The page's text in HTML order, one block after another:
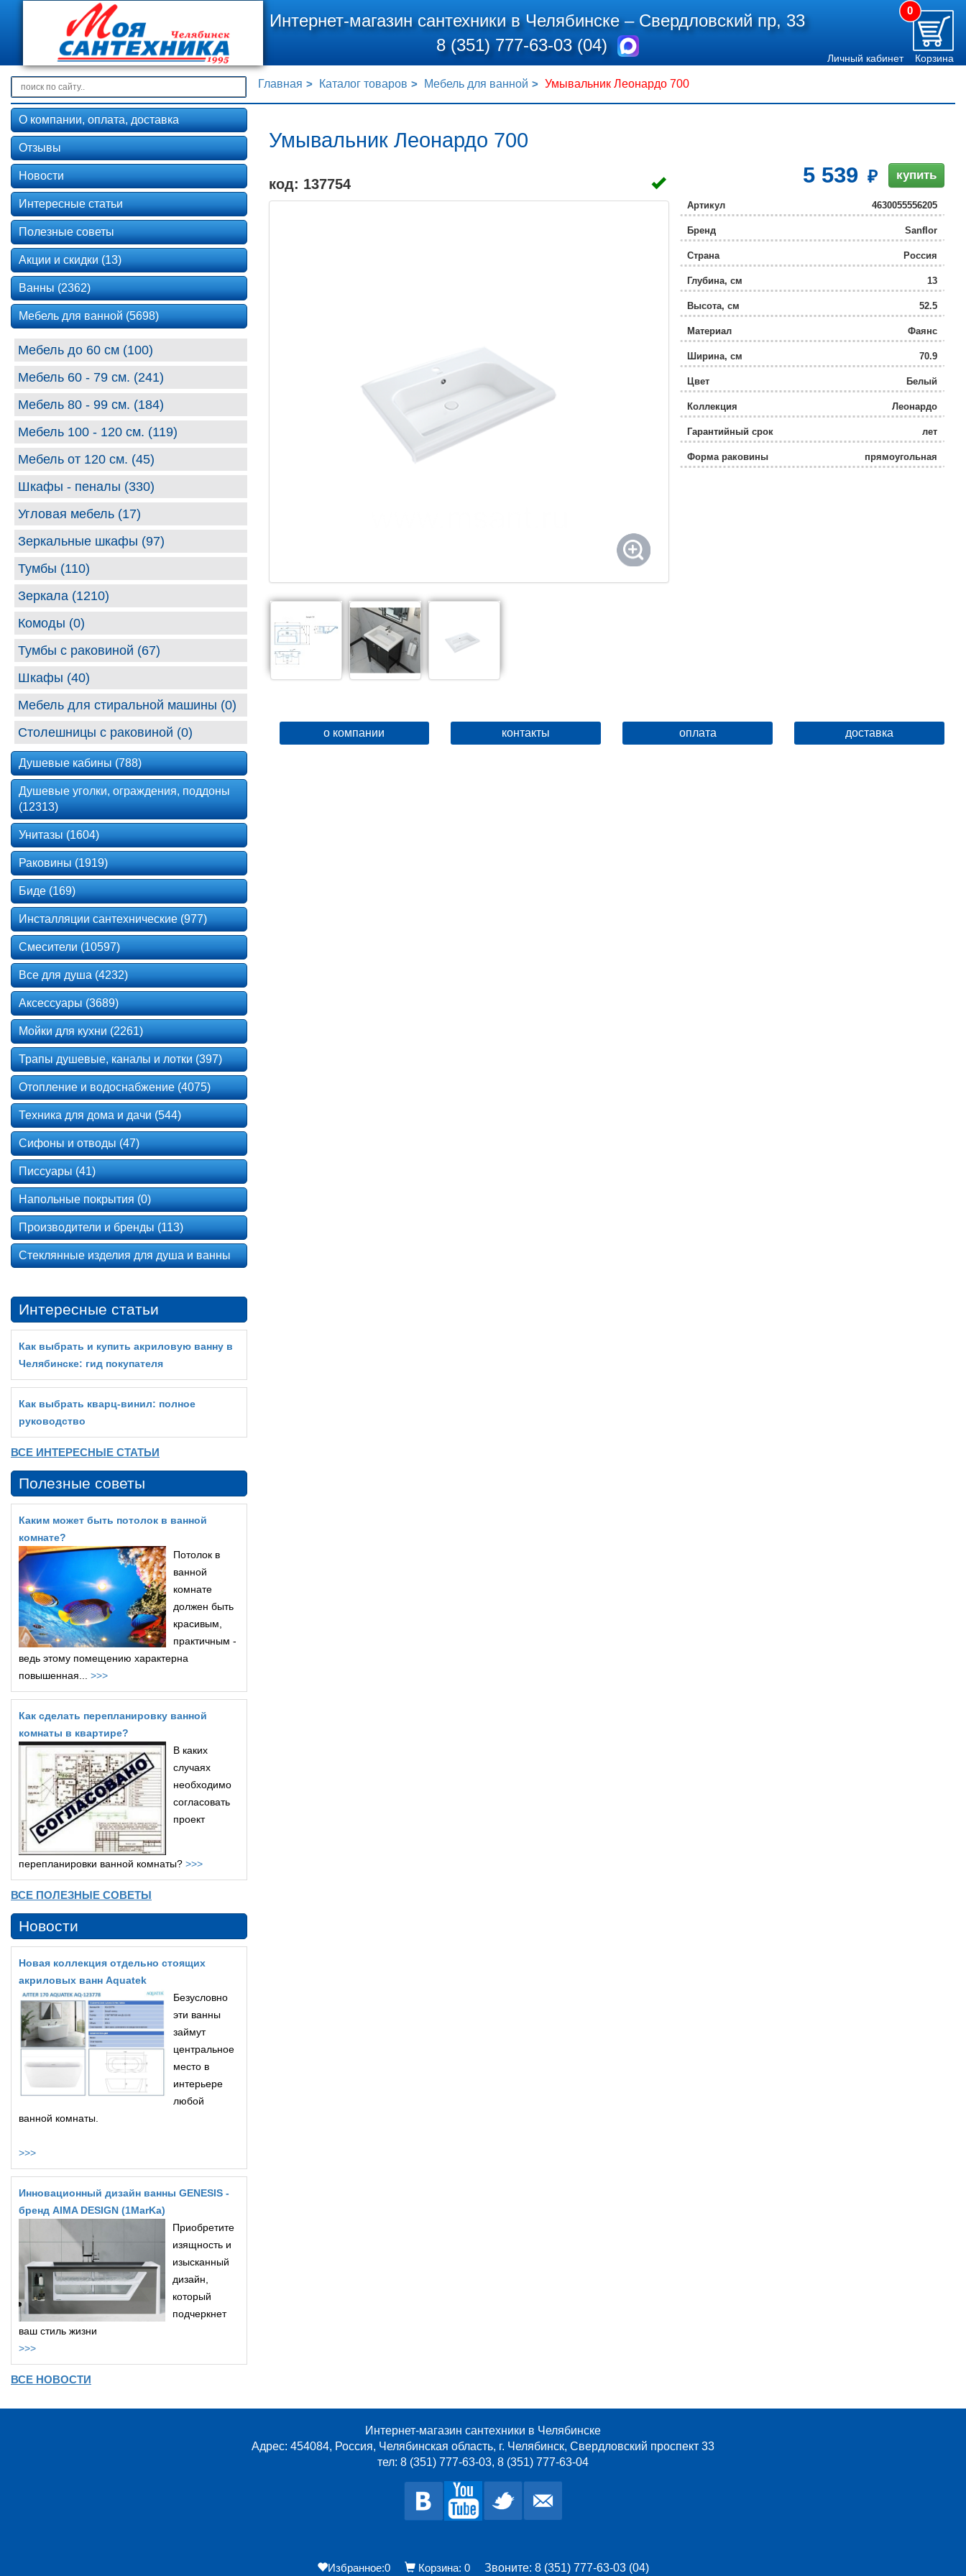
Интернет-магазин сантехники в Челябинске –Свердловский пр, 33
8 (351) 777-63-03 (04)
0
Личный кабинет Корзина
Главная Каталог товаров Мебель для ванной Умывальник Леонардо 700
Умывальник Леонардо 700
код: 137754 5 539 купить
Артикул 4630055556205
Бренд Sanflor
Страна Россия
Глубина, см 13
Высота, см 52.5
Материал Фаянс
Ширина, см 70.9
Цвет Белый
Коллекция Леонардо
Гарантийный срок лет
Форма раковины прямоугольная
о компании контакты оплата доставка
О компании, оплата, доставка
Отзывы
Новости
Интересные статьи
Полезные советы
Акции и скидки (13)
Ванны (2362)
Мебель для ванной (5698)
Мебель до 60 см (100)
Мебель 60 - 79 см. (241)
Мебель 80 - 99 cм. (184)
Мебель 100 - 120 см. (119)
Мебель от 120 см. (45)
Шкафы - пеналы (330)
Угловая мебель (17)
Зеркальные шкафы (97)
Тумбы (110)
Зеркала (1210)
Комоды (0)
Тумбы с раковиной (67)
Шкафы (40)
Мебель для стиральной машины (0)
Столешницы с раковиной (0)
Душевые кабины (788)
Душевые уголки, ограждения, поддоны
(12313)
Унитазы (1604)
Раковины (1919)
Биде (169)
Инсталляции сантехнические (977)
Смесители (10597)
Все для душа (4232)
Аксессуары (3689)
Мойки для кухни (2261)
Трапы душевые, каналы и лотки (397)
Отопление и водоснабжение (4075)
Техника для дома и дачи (544)
Сифоны и отводы (47)
Писсуары (41)
Напольные покрытия (0)
Производители и бренды (113)
Стеклянные изделия для душа и ванны
Интересные статьи
Как выбрать и купить акриловую ванну в
Челябинске: гид покупателя
Как выбрать кварц‑винил: полное
руководство
ВСЕ ИНТЕРЕСНЫЕ СТАТЬИ
Полезные советы
Каким может быть потолок в ванной
комнате?
Потолок в
ванной
комнате
должен быть
красивым,
практичным -
ведь этому помещению характерна
повышенная... >>>
Как сделать перепланировку ванной
комнаты в квартире?
В каких
случаях
необходимо
согласовать
проект
перепланировки ванной комнаты? >>>
ВСЕ ПОЛЕЗНЫЕ СОВЕТЫ
Новости
Новая коллекция отдельно стоящих
акриловых ванн Aquatek
Безусловно
эти ванны
займут
центральное
место в
интерьере
любой
ванной комнаты.
>>>
Инновационный дизайн ванны GENESIS -
бренд AIMA DESIGN (1MarKa)
Приобретите
изящность и
изысканный
дизайн,
который
подчеркнет
ваш стиль жизни
>>>
ВСЕ НОВОСТИ
Интернет-магазин сантехники в Челябинске
Адрес: 454084, Россия, Челябинская область, г. Челябинск, Свердловский проспект 33
тел: 8 (351) 777-63-03, 8 (351) 777-63-04
Избранное:0 Корзина: 0 Звоните: 8 (351) 777-63-03 (04)